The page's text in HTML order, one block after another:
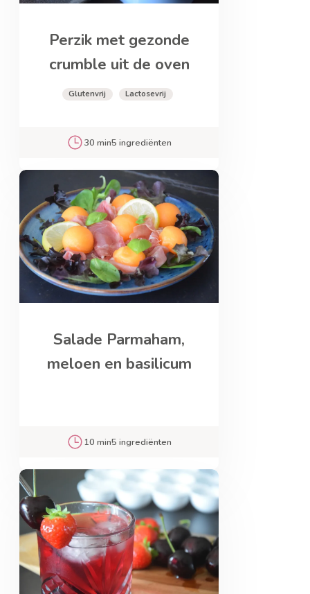
Perzik met gezonde
crumble uit de oven
Glutenvrij Lactosevrij
30 min5 ingrediënten
Salade Parmaham,
meloen en basilicum
10 min5 ingrediënten